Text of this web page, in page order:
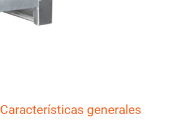
Características generales